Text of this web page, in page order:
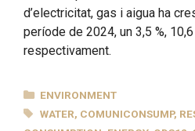
d’electricitat, gas i aigua ha
període de 2024, un 3,5 %, 10,6
respectivament.
CATEGORIES
ENVIRONMENT
TAGS
WATER, COMUNICONSUMP,